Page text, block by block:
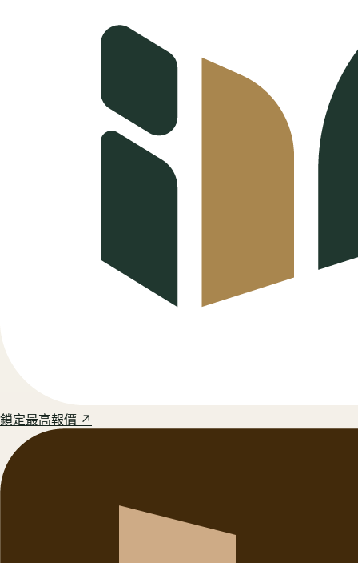
鎖定最高報價 ↗